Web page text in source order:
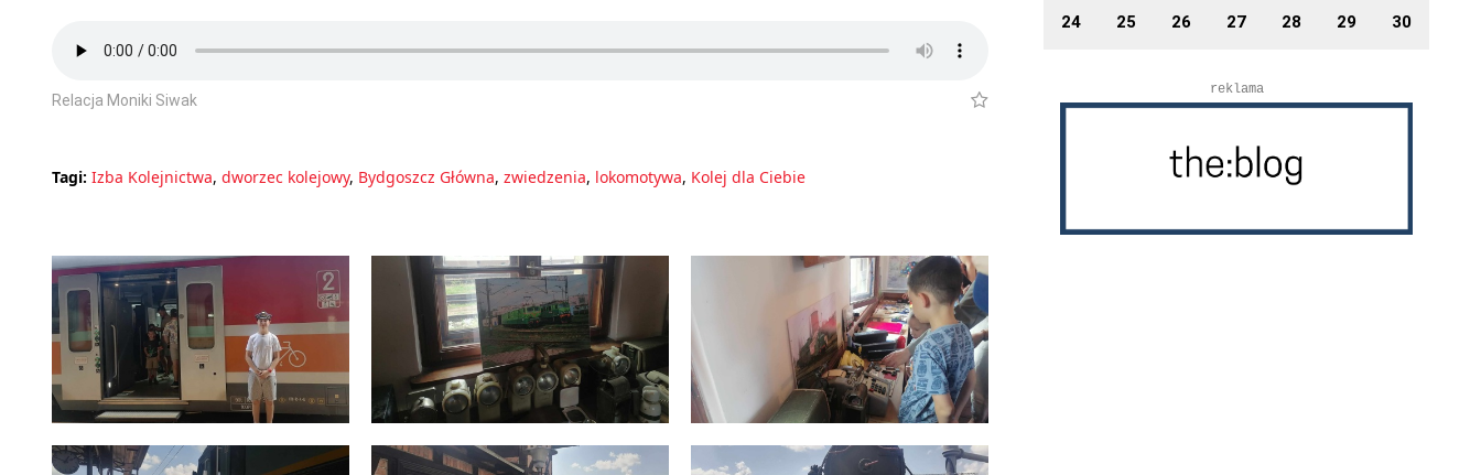
Relacja Moniki Siwak
Tagi: Izba Kolejnictwa, dworzec kolejowy, Bydgoszcz Główna, zwiedzenia, lokomotywa, Kolej dla Ciebie
24 25 26 27 28 29 30
reklama